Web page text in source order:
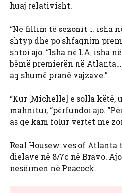
huaj relativisht.
“Në fillim të sezonit … isha
shtyp dhe po shfaqnim
shtoi ajo. “Isha në LA, isha
bëmë premierën në
aq shumë pranë vajzave.”
“Kur [Michelle] e solla këtë,
mahnitur, “përfundoi ajo.
as që kam folur vërtet me
Real Housewives of Atlanta
dielave në 8/7c në Bravo.
nesërmen në Peacock.